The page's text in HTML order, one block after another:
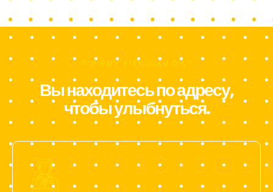
ПОЧЕМУ ETEMOĞLU DIŞ?
Вы находитесь по адресу,
чтобы улыбнуться.